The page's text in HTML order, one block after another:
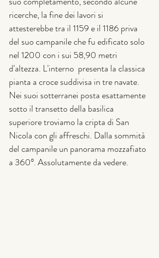
ricerche, la fine dei lavori si
attesterebbe tra il 1159 e il 1186 priva
del suo campanile che fu edificato solo
nel 1200 con i sui 58,90 metri
d'altezza. L'interno  presenta la classica
pianta a croce suddivisa in tre navate.
Nei suoi sotterranei posta esattamente
sotto il transetto della basilica
superiore troviamo la cripta di San
Nicola con gli affreschi. Dalla sommità
del campanile un panorama mozzafiato
a 360°. Assolutamente da vedere.